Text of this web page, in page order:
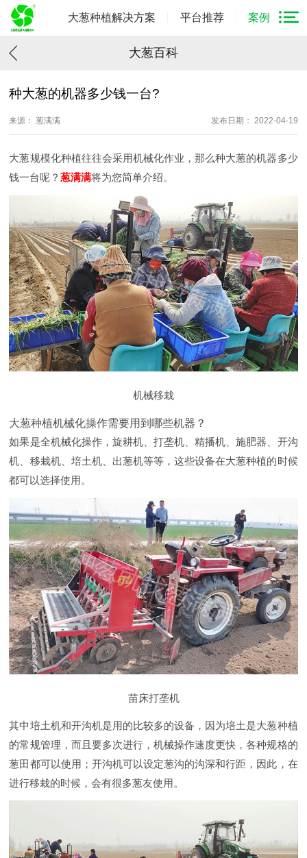
大葱种植解决方案 平台推荐 案例
大葱百科
种大葱的机器多少钱一台?
来源： 葱满满 发布日期： 2022-04-19
大葱规模化种植往往会采用机械化作业，那么种大葱的机器多少
钱一台呢？葱满满将为您简单介绍。
机械移栽
大葱种植机械化操作需要用到哪些机器？
如果是全机械化操作，旋耕机、打垄机、精播机、施肥器、开沟
机、移栽机、培土机、出葱机等等，这些设备在大葱种植的时候
都可以选择使用。
苗床打垄机
其中培土机和开沟机是用的比较多的设备，因为培土是大葱种植
的常规管理，而且要多次进行，机械操作速度更快，各种规格的
葱田都可以使用；开沟机可以设定葱沟的沟深和行距，因此，在
进行移栽的时候，会有很多葱友使用。